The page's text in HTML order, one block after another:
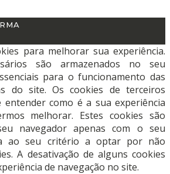
para melhorar sua experiência.
são armazenados no seu
para o funcionamento das
do site. Os cookies de terceiros
entender como é a sua experiência
melhorar. Estes cookies são
navegador apenas com o seu
ao seu critério a optar por não
A desativação de alguns cookies
de navegação no site.